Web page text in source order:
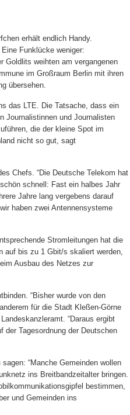
erhält endlich Handy.
Funklücke weniger:
Goldlits weihten am vergangenen
im Großraum Berlin mit ihren
übersehen.
das LTE. Die Tatsache, dass ein
Journalistinnen und Journalisten
die der kleine Spot im
nicht so gut, sagt
Chefs. “Die Deutsche Telekom hat
schnell: Fast ein halbes Jahr
Jahre lang vergebens darauf
haben zwei Antennensysteme
Stromleitungen hat die
auf bis zu 1 Gbit/s skaliert werden,
Ausbau des Netzes zur
“Bisher wurde von den
für die Stadt Kleßen-Görne
“Daraus ergibt
Tagesordnung der Deutschen
“Manche Gemeinden wollen
ins Breitbandzeitalter bringen.
bestimmen,
und Gemeinden ins